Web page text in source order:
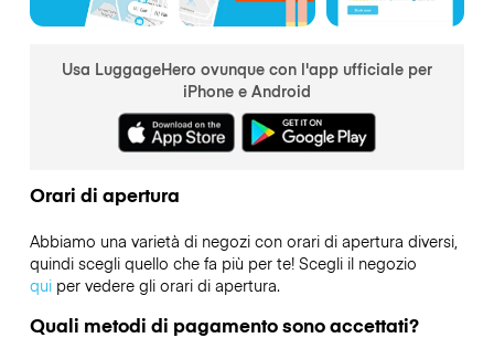
Usa LuggageHero ovunque con l'app ufficiale per
iPhone e Android
Orari di apertura
Abbiamo una varietà di negozi con orari di apertura diversi,
quindi scegli quello che fa più per te! Scegli il negozio
quiper vedere gli orari di apertura.
Quali metodi di pagamento sono accettati?